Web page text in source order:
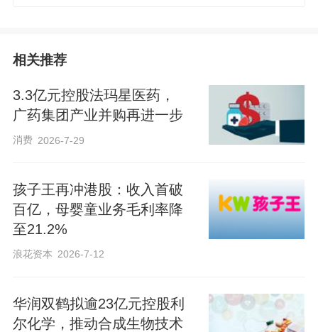
相关推荐
3.3亿元控股法玛星医药，
广药集团产业并购再进一步
消费 2026-7-29
孩子王再冲港股：收入首破
百亿，母婴童业务毛利率降
至21.2%
浪花资本 2026-7-12
华润双鹤拟逾23亿元控股利
尔化学，推动合成生物技术